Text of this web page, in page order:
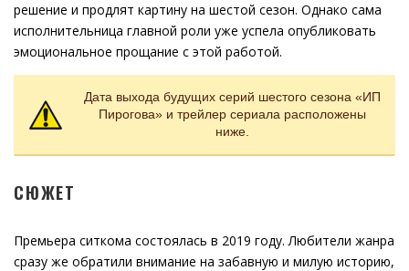
решение и продлят картину на шестой сезон. Однако сама
исполнительница главной роли уже успела опубликовать
эмоциональное прощание с этой работой.
Дата выхода будущих серий шестого сезона «ИП
Пирогова» и трейлер сериала расположены
ниже.
СЮЖЕТ
Премьера ситкома состоялась в 2019 году. Любители жанра
сразу же обратили внимание на забавную и милую историю,